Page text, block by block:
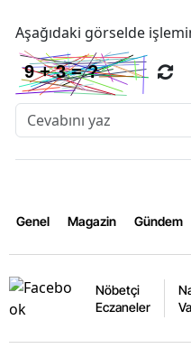
Aşağıdaki görselde
Genel Magazin Gündem
Nöbetçi
Eczaneler